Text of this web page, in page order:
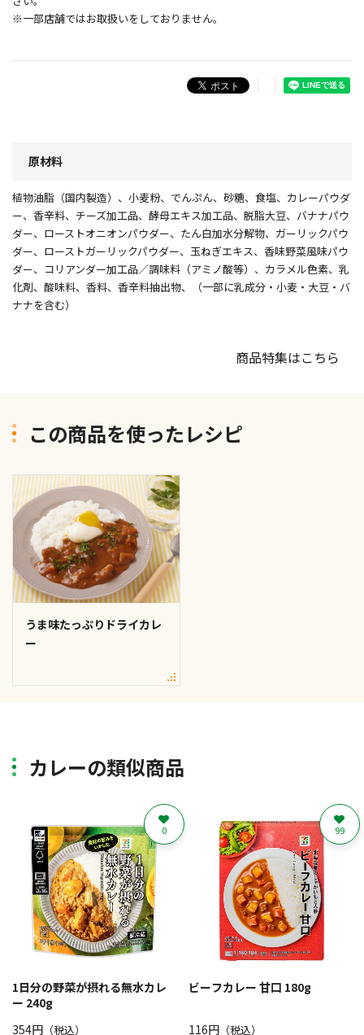
※一部店舗ではお取扱いをしておりません。
原材料
植物油脂（国内製造）、小麦粉、でんぷん、砂糖、食塩、カレーパウダ
ー、香辛料、チーズ加工品、酵母エキス加工品、脱脂大豆、バナナパウ
ダー、ローストオニオンパウダー、たん白加水分解物、ガーリックパウ
ダー、ローストガーリックパウダー、玉ねぎエキス、香味野菜風味パウ
ダー、コリアンダー加工品／調味料（アミノ酸等）、カラメル色素、乳
化剤、酸味料、香料、香辛料抽出物、（一部に乳成分・小麦・大豆・バ
ナナを含む）
商品特集はこちら
この商品を使ったレシピ
うま味たっぷりドライカレ
ー
カレーの類似商品
1日分の野菜が摂れる無水カレ
ー 240g
354円 （税込）
0
ビーフカレー 甘口 180g
116円（税込）
99